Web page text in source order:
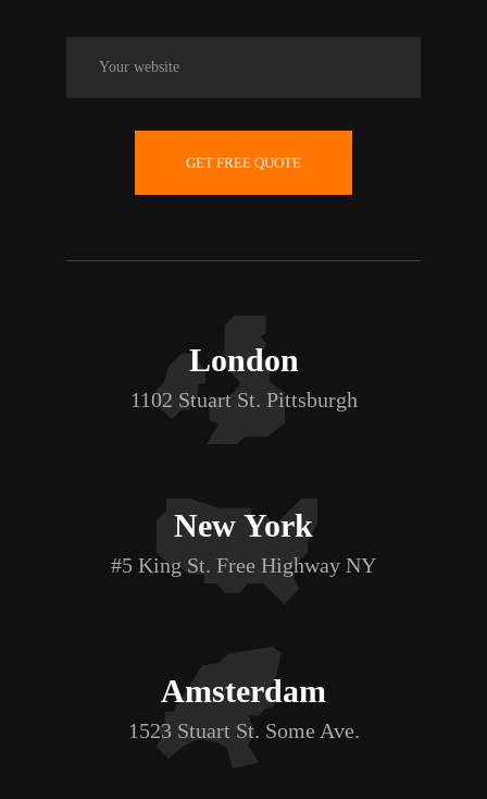
GET FREE QUOTE
London
1102 Stuart St. Pittsburgh
New York
#5 King St. Free Highway NY
Amsterdam
1523 Stuart St. Some Ave.